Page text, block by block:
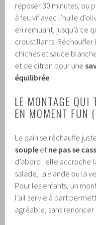
reposer 30 minutes, ou
à feu vif avec l’huile
en remuant, jusqu’à ce
croustillants.
chiches et sauce
et de citron pour une
équilibrée.
LE MONTAGE QUI
EN MOMENT FUN
Le pain se réchauffe
souple etne pas se
d’abord : elle accroche
salade, la viande ou la
Pour les enfants, un
l’ail servie à part
agréable, sans renoncer